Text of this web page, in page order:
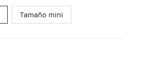
Tamaño mini